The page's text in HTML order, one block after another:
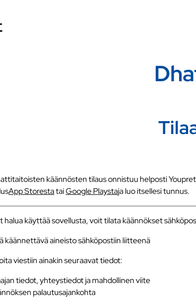
käännösten tilaus onnistuu helposti
App StorestataiGoogle Playstaja luo itsellesi tunnus.
halua käyttää sovellusta, voit tilata käännökset
käännettävä aineisto sähköpostiin liitteenä
viestiin ainakin seuraavat tiedot:
tiedot, yhteystiedot ja mahdollinen viite
palautusajankohta